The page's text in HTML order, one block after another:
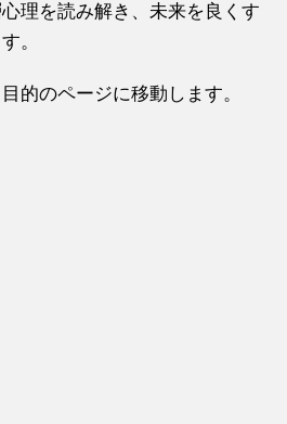
理を読み解き、未来を良くす
。
的のページに移動します。